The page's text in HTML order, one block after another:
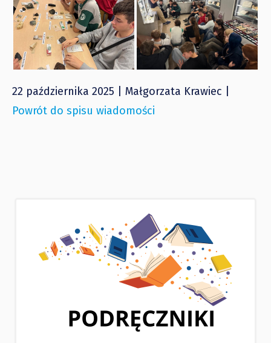
22 października 2025 | Małgorzata Krawiec |
Powrót do spisu wiadomości